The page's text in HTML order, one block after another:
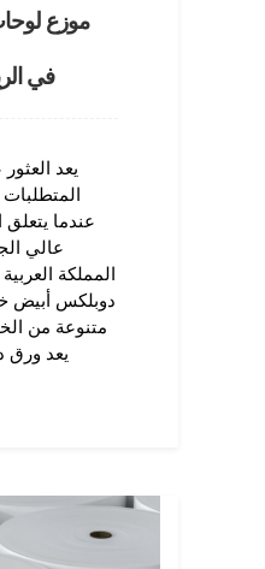
موزع
في
يعد
المتطلبات
عندما
عالي
المملكة
دوبلكس أبيض
متنوعة من
يعد ورق